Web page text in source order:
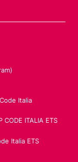
Italia
ITALIA ETS
Italia ETS